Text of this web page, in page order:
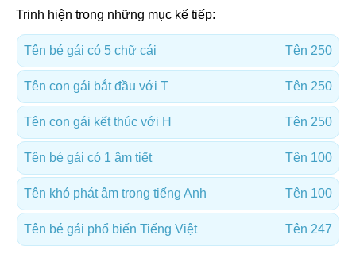
Trinh hiện trong những mục kế tiếp:
Tên bé gái có 5 chữ cái Tên 250
Tên con gái bắt đầu với T Tên 250
Tên con gái kết thúc với H Tên 250
Tên bé gái có 1 âm tiết Tên 100
Tên khó phát âm trong tiếng Anh Tên 100
Tên bé gái phổ biến Tiếng Việt Tên 247